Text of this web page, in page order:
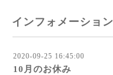
インフォメーション
2020-09-25 16:45:00
10月のお休み